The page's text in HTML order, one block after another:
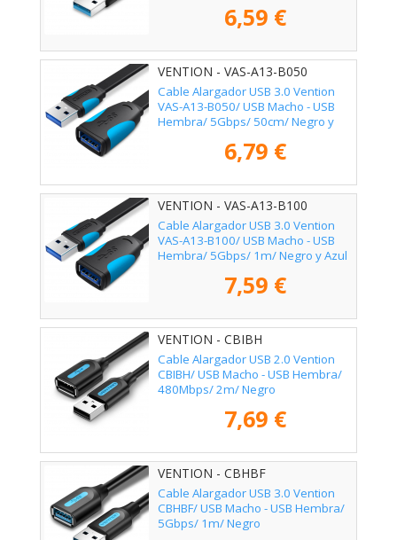
6,59 €
VENTION - VAS-A13-B050
Cable Alargador USB 3.0 Vention
VAS-A13-B050/ USB Macho - USB
Hembra/ 5Gbps/ 50cm/ Negro y
6,79 €
VENTION - VAS-A13-B100
Cable Alargador USB 3.0 Vention
VAS-A13-B100/ USB Macho - USB
Hembra/ 5Gbps/ 1m/ Negro y Azul
7,59 €
VENTION - CBIBH
Cable Alargador USB 2.0 Vention
CBIBH/ USB Macho - USB Hembra/
480Mbps/ 2m/ Negro
7,69 €
VENTION - CBHBF
Cable Alargador USB 3.0 Vention
CBHBF/ USB Macho - USB Hembra/
5Gbps/ 1m/ Negro